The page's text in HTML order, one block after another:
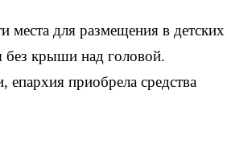
места для размещения в детских
без крыши над головой.
приобрела средства